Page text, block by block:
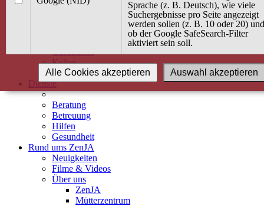
Gesundheit
Kultur
Alle Kurse
Dienste
Beratung
Betreuung
Hilfen
Gesundheit
Rund ums ZenJA
Neuigkeiten
Filme & Videos
Über uns
ZenJA
Mütterzentrum
Sprache (z. B. Deutsch), wie viele
Suchergebnisse pro Seite angezeigt
werden sollen (z. B. 10 oder 20) und
ob der Google SafeSearch-Filter
aktiviert sein soll.
Auswahl akzeptieren
Alle Cookies akzeptieren